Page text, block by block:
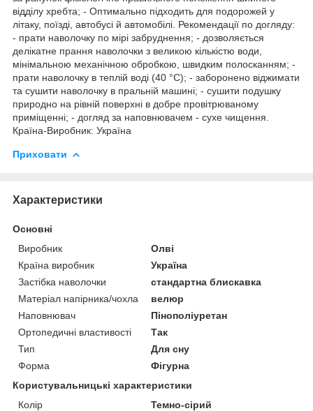
відділу хребта; - Оптимально підходить для подорожей у
літаку, поїзді, автобусі й автомобілі. Рекомендації по догляду:
- прати наволочку по мірі забруднення; - дозволяється
делікатне прання наволочки з великою кількістю води,
мінімальною механічною обробкою, швидким полосканням; -
прати наволочку в теплій воді (40 °С); - заборонено віджимати
та сушити наволочку в пральній машині; - сушити подушку
природно на рівній поверхні в добре провітрюваному
приміщенні; - догляд за наповнювачем - сухе чищення.
Країна-Виробник: Україна
Приховати
Характеристики
Основні
Виробник
Олві
Країна виробник
Україна
Застібка наволочки
стандартна блискавка
Матеріал напірника/чохла
велюр
Наповнювач
Пінополіуретан
Ортопедичні властивості
Так
Тип
Для сну
Форма
Фігурна
Користувальницькі характеристики
Колір
Темно-сірий